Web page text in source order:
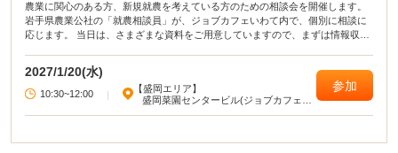
農業に関心のある方、新規就農を考えている方のための相談会を開催します。
岩手県農業公社の「就農相談員」が、ジョブカフェいわて内で、個別に相談に
応じます。 当日は、さまざまな資料をご用意していますので、まずは情報収集
2027/1/20(水)
10:30~12:00 |
【盛岡エリア】
盛岡菜園センタービル(ジョブカフェい
参加